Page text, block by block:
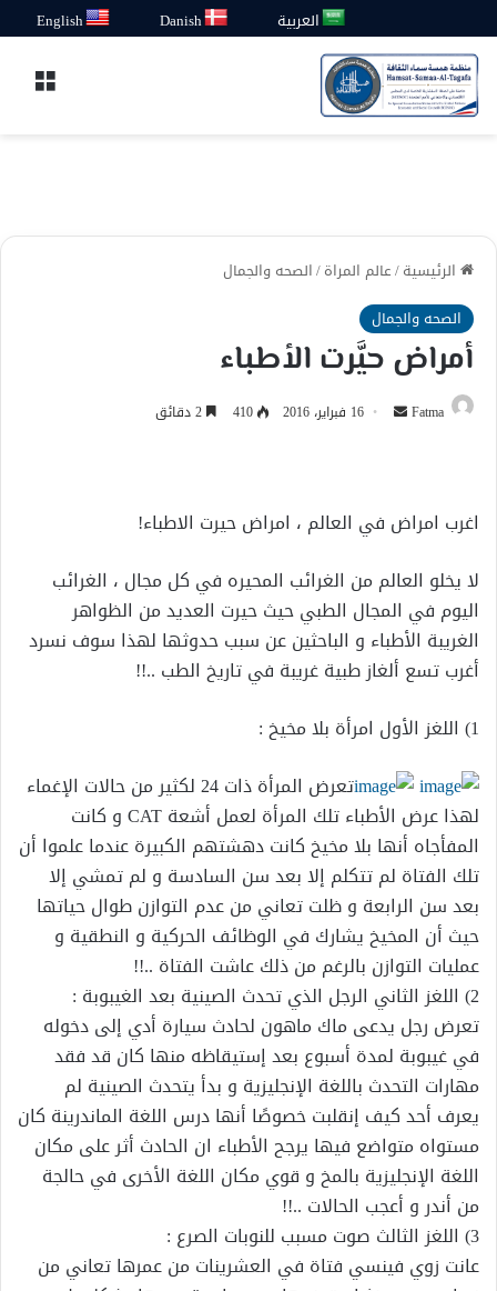
العربية Danish
English
الرئيسية/عالم المراة/الصحه والجمال
الصحه والجمال
أمراض حيَّرت الأطباء
Fatma
أرسل 16 فبراير، 2016 410
اغرب امراض في العالم ، امراض حيرت الاطباء!
لا يخلو العالم من الغرائب المحيره في كل مجال ، الغرائب
اليوم في المجال الطبي حيث حيرت العديد من الظواهر
الغريبة الأطباء و الباحثين عن سبب حدوثها لهذا سوف نسرد
أغرب تسع ألغاز طبية غريبة في تاريخ الطب ..!!
1) اللغز الأول امرأة بلا مخيخ :
تعرض المرأة ذات 24 لكثير من حالات الإغماء
لهذا عرض الأطباء تلك المرأة لعمل أشعة CAT و كانت
المفأجاه أنها بلا مخيخ كانت دهشتهم الكبيرة عندما علموا أن
تلك الفتاة لم تتكلم إلا بعد سن السادسة و لم تمشي إلا
بعد سن الرابعة و ظلت تعاني من عدم التوازن طوال حياتها
حيث أن المخيخ يشارك في الوظائف الحركية و النطقية و
عمليات التوازن بالرغم من ذلك عاشت الفتاة ..!!
2) اللغز الثاني الرجل الذي تحدث الصينية بعد الغيبوبة :
تعرض رجل يدعى ماك ماهون لحادث سيارة أدي إلى دخوله
في غيبوبة لمدة أسبوع بعد إستيقاظه منها كان قد فقد
مهارات التحدث باللغة الإنجليزية و بدأ يتحدث الصينية لم
يعرف أحد كيف إنقلبت خصوصًا أنها درس اللغة الماندرينة كان
مستواه متواضع فيها يرجح الأطباء ان الحادث أثر على مكان
اللغة الإنجليزية بالمخ و قوي مكان اللغة الأخرى في حالجة
من أندر و أعجب الحالات ..!!
3) اللغز الثالث صوت مسبب للنوبات الصرع :
عانت زوي فينسي فتاة في العشرينات من عمرها تعاني من